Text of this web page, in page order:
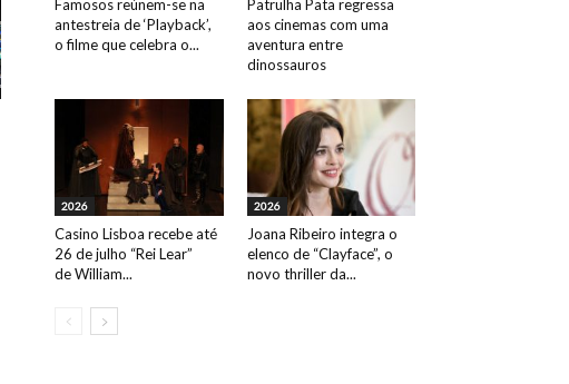
Famosos reúnem-se na
antestreia de ‘Playback’,
o filme que celebra o...
Patrulha Pata regressa
aos cinemas com uma
aventura entre
dinossauros
2026
Casino Lisboa recebe até
26 de julho “Rei Lear”
de William...
2026
Joana Ribeiro integra o
elenco de “Clayface”, o
novo thriller da...